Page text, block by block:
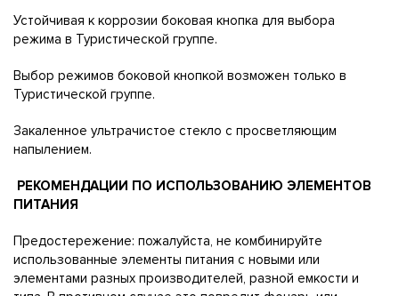
Устойчивая к коррозии боковая кнопка для выбора
режима в Туристической группе.
Выбор режимов боковой кнопкой возможен только в
Туристической группе.
Закаленное ультрачистое стекло с просветляющим
напылением.
РЕКОМЕНДАЦИИ ПО ИСПОЛЬЗОВАНИЮ ЭЛЕМЕНТОВ
ПИТАНИЯ
Предостережение: пожалуйста, не комбинируйте
использованные элементы питания с новыми или
элементами разных производителей, разной емкости и